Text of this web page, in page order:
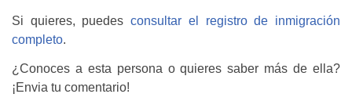
Si quieres, puedesconsultar el registro de inmigración
completo.
¿Conoces a esta persona o quieres saber más de ella?
¡Envia tu comentario!